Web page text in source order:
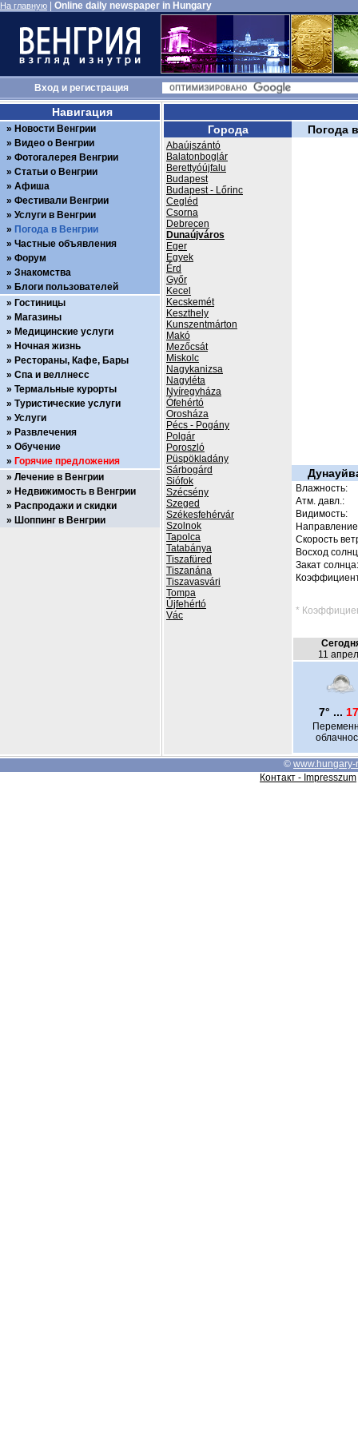
На главную Online daily newspaper in Hungary
Входи регистрация
Города
Abaújszántó
Balatonboglár
Berettyóújfalu
Budapest
Budapest - Lőrinc
Cegléd
Csorna
Debrecen
Dunaújváros
Eger
Egyek
Érd
Győr
Kecel
Kecskemét
Keszthely
Kunszentmárton
Makó
Mezőcsát
Miskolc
Nagykanizsa
Nagyléta
Nyíregyháza
Ófehértó
Orosháza
Pécs - Pogány
Polgár
Poroszló
Püspökladány
Sárbogárd
Siófok
Szécsény
Szeged
Székesfehérvár
Szolnok
Tapolca
Tatabánya
Tiszafüred
Tiszanána
Tiszavasvári
Tompa
Újfehértó
Vác
Погода
Влажность:
Атм. давл.:
Видимость:
Скорость
Восход
Закат солнца:
*
11
7° ...
Навигация
Новости Венгрии
Видео о Венгрии
Фотогалерея Венгрии
Статьи о Венгрии
Афиша
Фестивали Венгрии
Услуги в Венгрии
Погода в Венгрии
Частные объявления
Форум
Знакомства
Блоги пользователей
Гостиницы
Магазины
Медицинские услуги
Ночная жизнь
Рестораны, Кафе, Бары
Спа и веллнесс
Термальные курорты
Туристические услуги
Услуги
Развлечения
Обучение
Горячие предложения
Лечение в Венгрии
Недвижимость в Венгрии
Распродажи и скидки
Шоппинг в Венгрии
© www.hungary-
Контакт - Impresszum